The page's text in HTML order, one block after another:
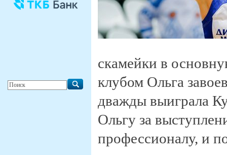
скамейки в
клубом Ольга
дважды выиграла
Ольгу за
профессионалу, и